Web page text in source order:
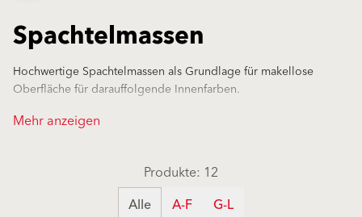
Spachtelmassen
Hochwertige Spachtelmassen als Grundlage für makellose
Oberfläche für darauffolgende Innenfarben.
Mehr anzeigen
Produkte: 12
Alle
A-F G-L